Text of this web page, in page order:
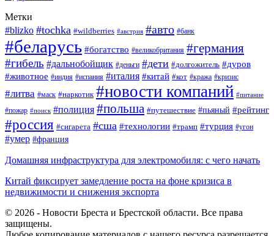
Метки
#blizko #tochka #wildberries #австрия #авто #банк
#беларусь #богатство #великобритания #германия
#гибель #дальнобойщик #деньги #дети #долгожитель #дуров
#животное #индия #испания #италия #китай #кот #кража #кризис
#литва #маск #наркотик #новости компаний #питание
#пожар #поиск #полиция #польша #путешествие #пьяный #рейтинг
#россия #сигарета #сша #технологии #трамп #турция #угон
#умер #франция
Домашняя инфраструктура для электромобиля: с чего начать
Китай фиксирует замедление роста на фоне кризиса в
недвижимости и снижения экспорта
© 2026 - Новости Бреста и Брестской области. Все права
защищены.